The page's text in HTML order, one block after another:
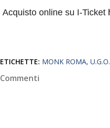
Acquisto online su I-Ticket
ETICHETTE: MONK ROMA U.G.O.
Commenti